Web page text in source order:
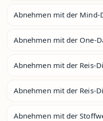
Abnehmen mit der Mind-
Abnehmen mit der One-
Abnehmen mit der Reis-
Abnehmen mit der Reis-
Abnehmen mit der